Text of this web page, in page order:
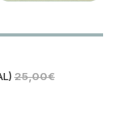
25,00€